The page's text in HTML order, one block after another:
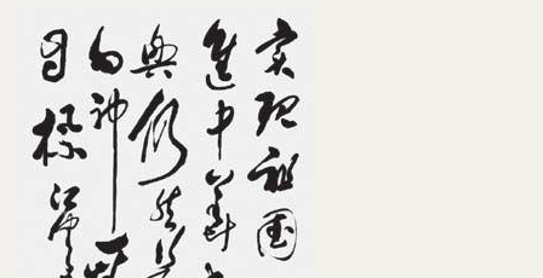
起名
英语
字体下载
免费字体
Ai矢量
P图宝
安全网站
捐赠